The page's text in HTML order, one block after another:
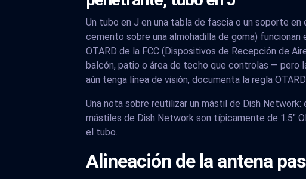
Un tubo en J en una tabla de fascia o un soporte
cemento sobre una almohadilla de goma)
OTARD de la FCC (Dispositivos de Recepción de
balcón, patio o área de techo que controlas — pero
aún tenga línea de visión, documenta la regla
Una nota sobre reutilizar un mástil de Dish
mástiles de Dish Network son típicamente de 1.5"
el tubo.
Alineación de la antena